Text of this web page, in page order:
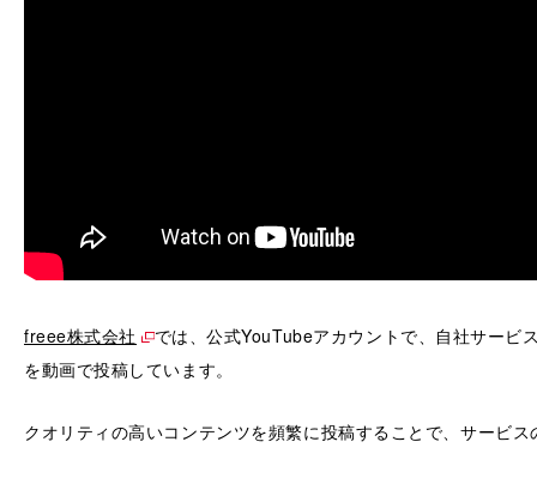
freee株式会社
では、公式YouTubeアカウントで、自社サービ
を動画で投稿しています。
クオリティの高いコンテンツを頻繁に投稿することで、サービ